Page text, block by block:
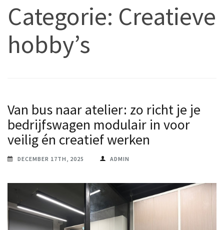
Categorie: Creatieve
hobby’s
Van bus naar atelier: zo richt je je
bedrijfswagen modulair in voor
veilig én creatief werken
DECEMBER 17TH, 2025 ADMIN